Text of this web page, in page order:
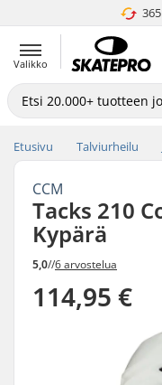
Valikko
Etusivu Talviurheilu
CCM
Tacks 210
Kypärä
5,0//6 arvostelua
114,95 €